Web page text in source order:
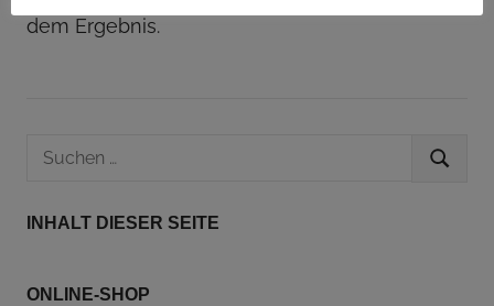
dem Ergebnis.
Suchen
SUCHEN
INHALT DIESER SEITE
ONLINE-SHOP